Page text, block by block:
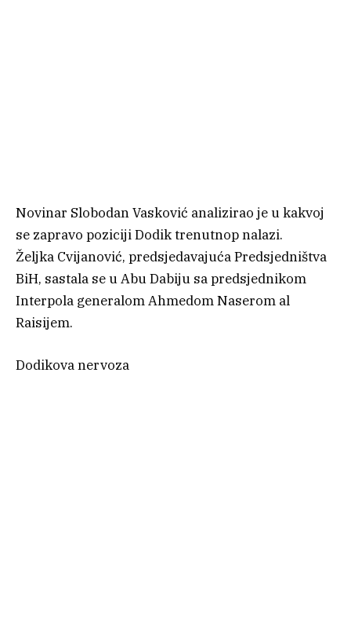
Novinar Slobodan Vasković analizirao je u kakvoj
se zapravo poziciji Dodik trenutnop nalazi.
Željka Cvijanović, predsjedavajuća Predsjedništva
BiH, sastala se u Abu Dabiju sa predsjednikom
Interpola generalom Ahmedom Naserom al
Raisijem.
Dodikova nervoza